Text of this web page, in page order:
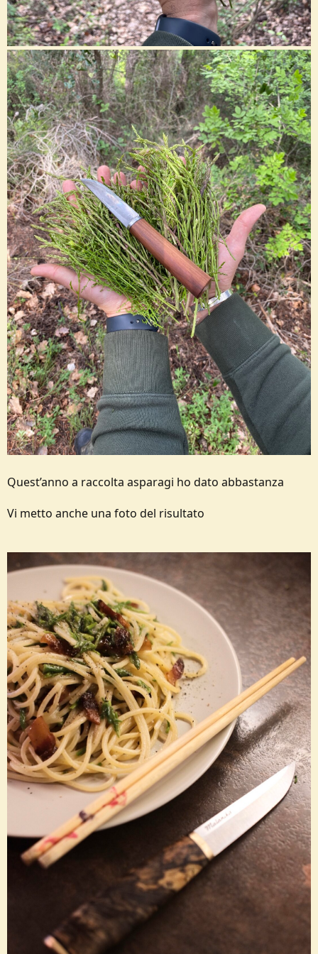
Quest’anno a raccolta asparagi ho dato abbastanza
Vi metto anche una foto del risultato